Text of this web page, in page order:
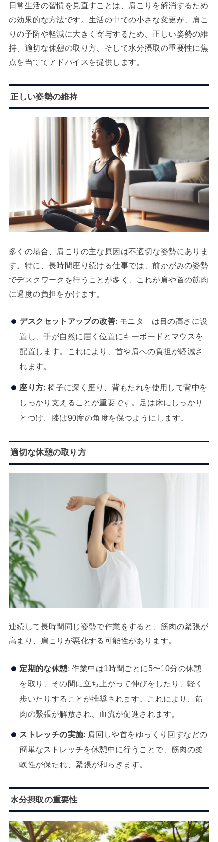
日常生活の習慣を見直すことは、肩こりを解消するため
の効果的な方法です。生活の中での小さな変更が、肩こ
りの予防や軽減に大きく寄与するため、正しい姿勢の維
持、適切な休憩の取り方、そして水分摂取の重要性に焦
点を当ててアドバイスを提供します。
正しい姿勢の維持
多くの場合、肩こりの主な原因は不適切な姿勢にありま
す。特に、長時間座り続ける仕事では、前かがみの姿勢
でデスクワークを行うことが多く、これが肩や首の筋肉
に過度の負担をかけます。
デスクセットアップの改善: モニターは目の高さに設
置し、手が自然に届く位置にキーボードとマウスを
配置します。これにより、首や肩への負担が軽減さ
れます。
座り方: 椅子に深く座り、背もたれを使用して背中を
しっかり支えることが重要です。足は床にしっかり
とつけ、膝は90度の角度を保つようにします。
適切な休憩の取り方
連続して長時間同じ姿勢で作業をすると、筋肉の緊張が
高まり、肩こりが悪化する可能性があります。
定期的な休憩: 作業中は1時間ごとに5〜10分の休憩
を取り、その間に立ち上がって伸びをしたり、軽く
歩いたりすることが推奨されます。これにより、筋
肉の緊張が解放され、血流が促進されます。
ストレッチの実施: 肩回しや首をゆっくり回すなどの
簡単なストレッチを休憩中に行うことで、筋肉の柔
軟性が保たれ、緊張が和らぎます。
水分摂取の重要性